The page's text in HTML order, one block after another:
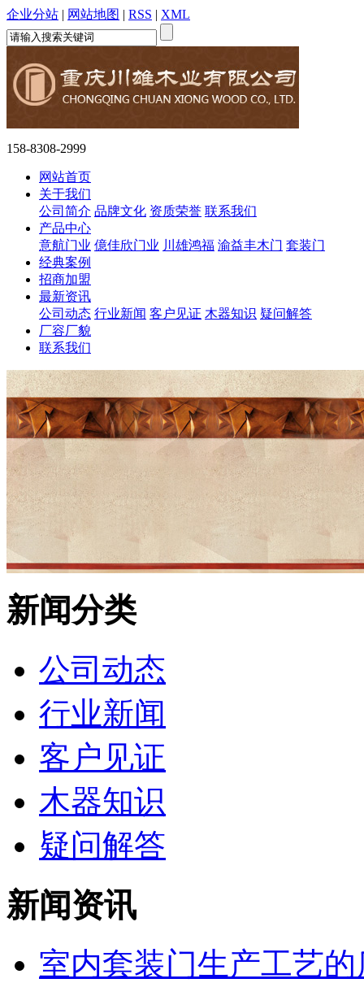
企业分站 | 网站地图 | RSS | XML
158-8308-2999
网站首页
关于我们
公司简介 品牌文化 资质荣誉 联系我们
产品中心
意航门业 億佳欣门业 川雄鸿福 渝益丰木门 套装门
经典案例
招商加盟
最新资讯
公司动态 行业新闻 客户见证 木器知识 疑问解答
厂容厂貌
联系我们
新闻分类
公司动态
行业新闻
客户见证
木器知识
疑问解答
新闻资讯
室内套装门生产工艺的